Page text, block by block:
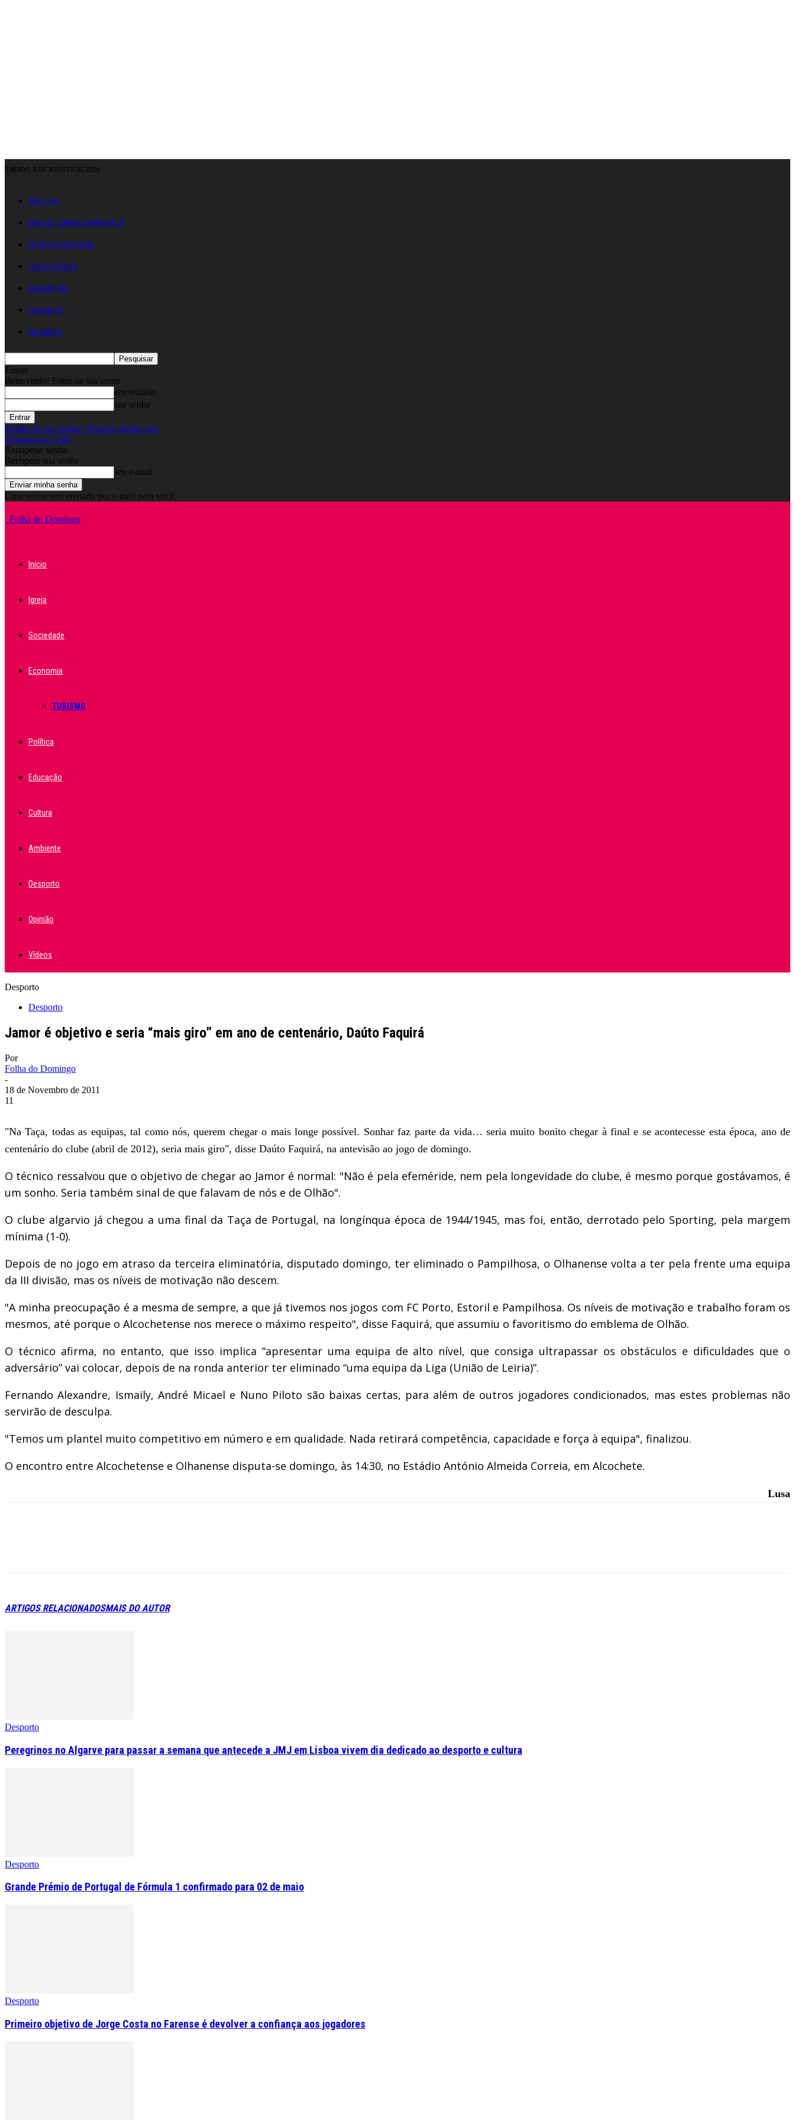
SÁBADO, 8 DE AGOSTO DE 2026
ANO: CXII
DIRETOR: SAMUEL MENDONÇA
ESTATUTO EDITORIAL
FICHA TÉCNICA
ASSINATURA
CONTACTO
EM DIRETO
Entrar
Bem-vindo! Entre na sua conta
seu usuário
sua senha
Esqueceu sua senha? Obtenha ajuda aqui
Informação Legal
Recuperar senha
Recupere sua senha
seu e-mail
Uma senha será enviada por e-mail para você.
Folha do Domingo
Início
Igreja
Sociedade
Economia
TURISMO
Política
Educação
Cultura
Ambiente
Desporto
Opinião
Vídeos
Desporto
Desporto
Jamor é objetivo e seria “mais giro” em ano de centenário, Daúto Faquirá
Por
Folha do Domingo
-
18 de Novembro de 2011
11
"Na Taça, todas as equipas, tal como nós, querem chegar o mais longe possível. Sonhar faz parte da vida… seria muito bonito chegar à final e se acontecesse esta época, ano de
centenário do clube (abril de 2012), seria mais giro", disse Daúto Faquirá, na antevisão ao jogo de domingo.
O técnico ressalvou que o objetivo de chegar ao Jamor é normal: "Não é pela efeméride, nem pela longevidade do clube, é mesmo porque gostávamos, é
um sonho. Seria também sinal de que falavam de nós e de Olhão".
O clube algarvio já chegou a uma final da Taça de Portugal, na longínqua época de 1944/1945, mas foi, então, derrotado pelo Sporting, pela margem
mínima (1-0).
Depois de no jogo em atraso da terceira eliminatória, disputado domingo, ter eliminado o Pampilhosa, o Olhanense volta a ter pela frente uma equipa
da III divisão, mas os níveis de motivação não descem.
"A minha preocupação é a mesma de sempre, a que já tivemos nos jogos com FC Porto, Estoril e Pampilhosa. Os níveis de motivação e trabalho foram os
mesmos, até porque o Alcochetense nos merece o máximo respeito", disse Faquirá, que assumiu o favoritismo do emblema de Olhão.
O técnico afirma, no entanto, que isso implica “apresentar uma equipa de alto nível, que consiga ultrapassar os obstáculos e dificuldades que o
adversário” vai colocar, depois de na ronda anterior ter eliminado “uma equipa da Liga (União de Leiria)”.
Fernando Alexandre, Ismaily, André Micael e Nuno Piloto são baixas certas, para além de outros jogadores condicionados, mas estes problemas não
servirão de desculpa.
"Temos um plantel muito competitivo em número e em qualidade. Nada retirará competência, capacidade e força à equipa", finalizou.
O encontro entre Alcochetense e Olhanense disputa-se domingo, às 14:30, no Estádio António Almeida Correia, em Alcochete.
Lusa
ARTIGOS RELACIONADOSMAIS DO AUTOR
Desporto
Peregrinos no Algarve para passar a semana que antecede a JMJ em Lisboa vivem dia dedicado ao desporto e cultura
Desporto
Grande Prémio de Portugal de Fórmula 1 confirmado para 02 de maio
Desporto
Primeiro objetivo de Jorge Costa no Farense é devolver a confiança aos jogadores